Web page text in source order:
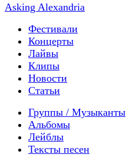
Asking Alexandria
Фестивали
Концерты
Лайвы
Клипы
Новости
Статьи
Группы / Музыканты
Альбомы
Лейблы
Тексты песен